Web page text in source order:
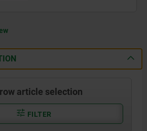
article selection
FILTER